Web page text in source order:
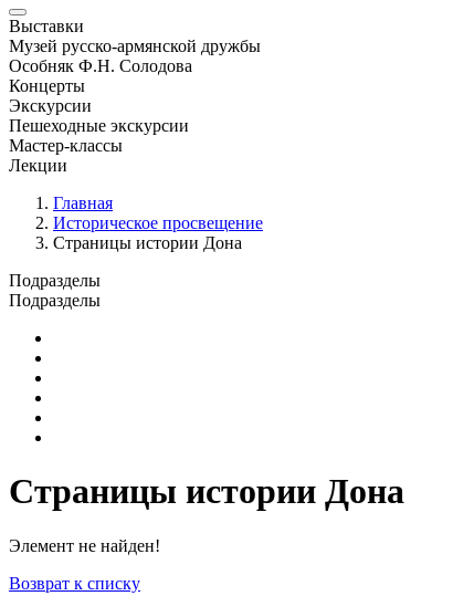
Выставки
Музей русско-армянской дружбы
Особняк Ф.Н. Солодова
Концерты
Экскурсии
Пешеходные экскурсии
Мастер-классы
Лекции
Главная
Историческое просвещение
Страницы истории Дона
Подразделы
Подразделы
Страницы истории Дона
Элемент не найден!
Возврат к списку